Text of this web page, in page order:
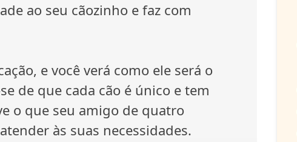
ao seu cãozinho e faz com
e você verá como ele será o
de que cada cão é único e tem
o que seu amigo de quatro
às suas necessidades.